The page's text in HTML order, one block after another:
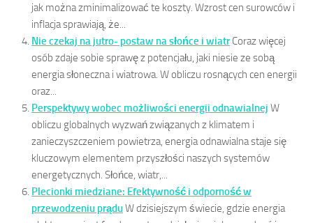
jak można zminimalizować te koszty. Wzrost cen surowców i
inflacja sprawiają, że...
Nie czekaj na jutro- postaw na słońce i wiatr Coraz więcej
osób zdaje sobie sprawę z potencjału, jaki niesie ze sobą
energia słoneczna i wiatrowa. W obliczu rosnących cen energii
oraz...
Perspektywy wobec możliwości energii odnawialnej W
obliczu globalnych wyzwań związanych z klimatem i
zanieczyszczeniem powietrza, energia odnawialna staje się
kluczowym elementem przyszłości naszych systemów
energetycznych. Słońce, wiatr,...
Plecionki miedziane: Efektywność i odporność w
przewodzeniu prąduW dzisiejszym świecie, gdzie energia